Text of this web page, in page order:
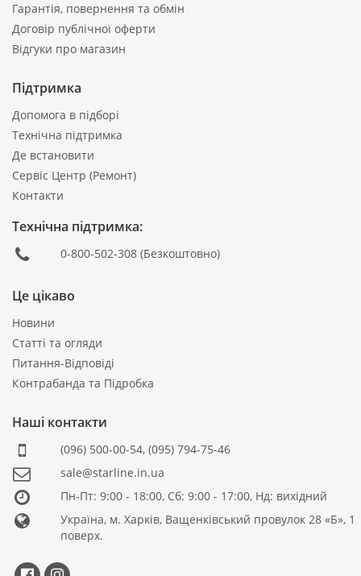
Гарантія, повернення та обмін
Договір публічної оферти
Відгуки про магазин
Підтримка
Допомога в підборі
Технічна підтримка
Де встановити
Сервіс Центр (Ремонт)
Контакти
Технічна підтримка:
0-800-502-308(Безкоштовно)
Це цікаво
Новини
Статті та огляди
Питання-Відповіді
Контрабанда та Підробка
Наші контакти
(096) 500-00-54, (095) 794-75-46
sale@starline.in.ua
Пн-Пт: 9:00 - 18:00, Сб: 9:00 - 17:00, Нд: вихідний
Україна, м. Харків, Ващенківський провулок 28 «Б», 1
поверх.